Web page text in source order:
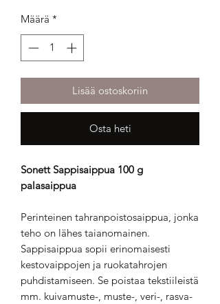
Määrä *
Lisää ostoskoriin
Osta heti
Sonett Sappisaippua 100 g
palasaippua
Perinteinen tahranpoistosaippua, jonka
teho on lähes taianomainen.
Sappisaippua sopii erinomaisesti
kestovaippojen ja ruokatahrojen
puhdistamiseen. Se poistaa tekstiileistä
mm. kuivamuste-, muste-, veri-, rasva-